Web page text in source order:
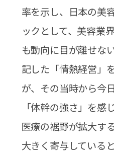
率を示し、日本の美
ックとして、美容業
も動向に目が離せな
記した「情熱経営」
が、その当時から今
「体幹の強さ」を感
医療の裾野が拡大す
大きく寄与している